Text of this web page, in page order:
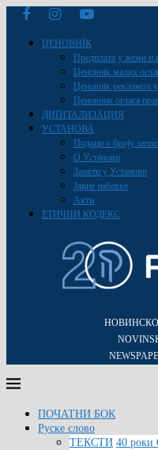
ЦЕНОВНЇК
Предплата у жеми и
Ценовнїк малих
Ценовнїк рекламох
Ценовник огласа
ДИҐИТАЛИЗАЦИЯ
УСТАНОВА
Подаци о броју
О Установи
Заняти у Установи
Јавне набавке
Акти
ЕТИЧНИ КОДЕКС
ПОЧАТНИ БОК
Руске слово
ТЕКСТИ 40 роки